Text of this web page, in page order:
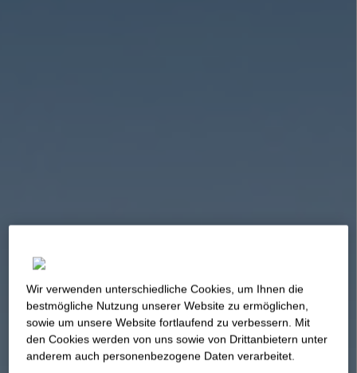
Wir verwenden unterschiedliche Cookies, um Ihnen die
best­mögliche Nutzung unserer Website zu ermöglichen,
sowie um unsere Website fortlaufend zu verbessern. Mit
den Cookies werden von uns sowie von Drittanbietern unter
anderem auch personenbezogene Daten verarbeitet.